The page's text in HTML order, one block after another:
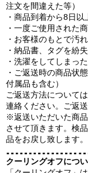
注文を間違えた等）
・商品到着から8日
・一度ご使用された
・お客様のもとで汚
・納品書、タグを紛
・洗濯をしてしまっ
・ご返送時の商品状
付属品も含む）
ご返送方法について
連絡ください。ご返
※返送いただいた商
させて頂きます。検
品をお戻し致します。
クーリングオフにつ